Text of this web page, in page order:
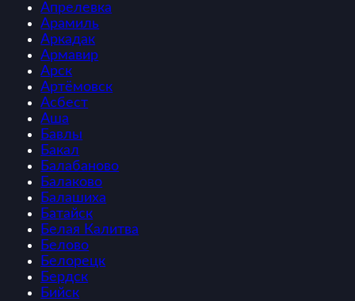
Апрелевка
Арамиль
Аркадак
Армавир
Арск
Артёмовск
Асбест
Аша
Бавлы
Бакал
Балабаново
Балаково
Балашиха
Батайск
Белая Калитва
Белово
Белорецк
Бердск
Бийск